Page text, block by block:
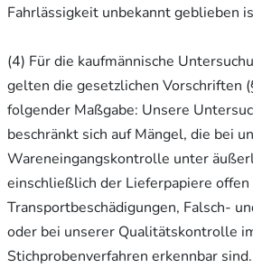
Fahrlässigkeit unbekannt geblieben
(4) Für die kaufmännische
gelten die gesetzlichen Vorschriften
folgender Maßgabe: Unsere
beschränkt sich auf Mängel, die bei
Wareneingangskontrolle unter
einschließlich der Lieferpapiere offen
Transportbeschädigungen, Falsch-
oder bei unserer Qualitätskontrolle
Stichprobenverfahren erkennbar